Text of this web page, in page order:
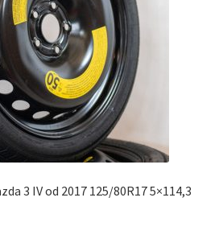
3 IV od 2017 125/80R17 5×114,3